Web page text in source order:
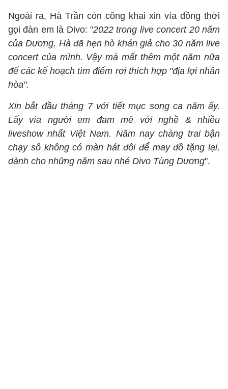
Ngoài ra, Hà Trần còn công khai xin vía đồng thời
gọi đàn em là Divo: "2022 trong live concert 20 năm
của Dương, Hà đã hẹn hò khán giả cho 30 năm live
concert của mình. Vậy mà mất thêm một năm nữa
để các kế hoạch tìm điểm rơi thích hợp "địa lợi nhân
hòa".
Xin bắt đầu tháng 7 với tiết mục song ca năm ấy.
Lấy vía người em đam mê với nghề & nhiều
liveshow nhất Việt Nam. Năm nay chàng trai bận
chạy sô không có màn hát đôi để may đồ tặng lại,
dành cho những năm sau nhé Divo Tùng Dương".